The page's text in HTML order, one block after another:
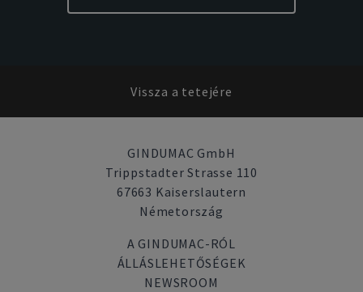
Vissza a tetejére
GINDUMAC GmbH
Trippstadter Strasse 110
67663 Kaiserslautern
Németország
A GINDUMAC-RÓL
ÁLLÁSLEHETŐSÉGEK
NEWSROOM